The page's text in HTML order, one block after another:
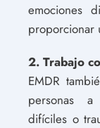
emociones
proporcionar
2. Trabajo
EMDR
personas a
difíciles o